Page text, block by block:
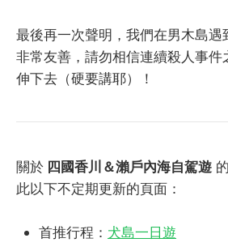
最後再一次聲明，我們在男木島
非常友善，請勿相信連續殺人事件
伸下去（硬要講耶）！
關於 四國香川＆瀨戶內海自駕遊
此以下不定期更新的頁面：
首推行程： 犬島一日遊